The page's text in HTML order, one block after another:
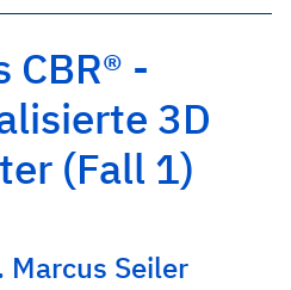
CBR® -
3D
(Fall 1)
Marcus Seiler